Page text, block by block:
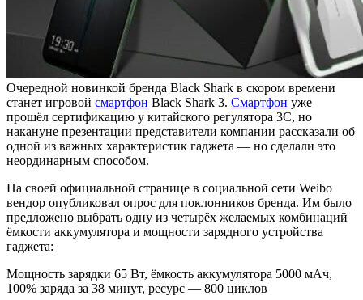
Очередной новинкой бренда Black Shark в скором времени
станет игровой смартфон Black Shark 3. Смартфон уже
прошёл сертификацию у китайского регулятора 3C, но
накануне презентации представители компании рассказали об
одной из важных характеристик гаджета — но сделали это
неординарным способом.
На своей официальной странице в социальной сети Weibo
вендор опубликовал опрос для поклонников бренда. Им было
предложено выбрать одну из четырёх желаемых комбинаций
ёмкости аккумулятора и мощности зарядного устройства
гаджета:
Мощность зарядки 65 Вт, ёмкость аккумулятора 5000 мАч,
100% заряда за 38 минут, ресурс — 800 циклов